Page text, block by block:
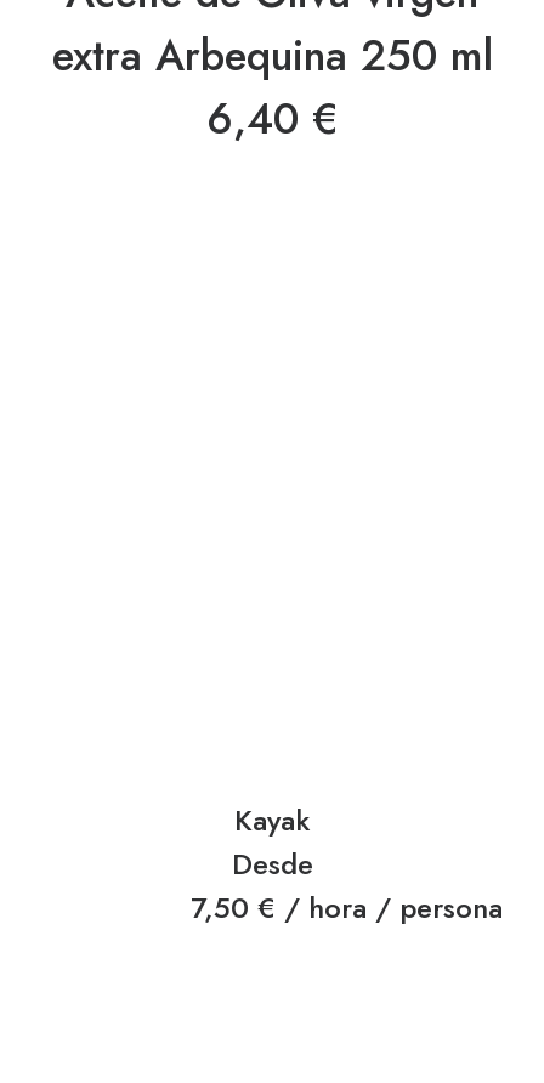
extra Arbequina 250 ml
6,40 €
Kayak
Desde
7,50 € / hora / persona